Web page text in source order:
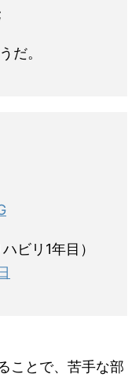
だ。
ビリ1年目）
ことで、苦手な部